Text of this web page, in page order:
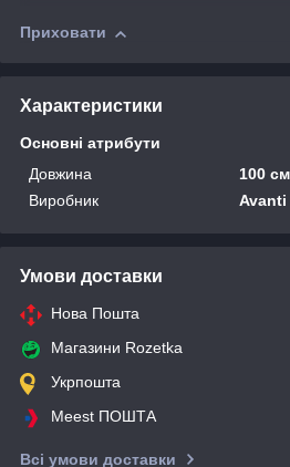
Приховати
Характеристики
Основні атрибути
Довжина
100 см
Виробник
Avanti
Умови доставки
Нова Пошта
Магазини Rozetka
Укрпошта
Meest ПОШТА
Всі умови доставки